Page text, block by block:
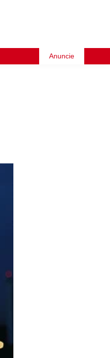
Anuncie